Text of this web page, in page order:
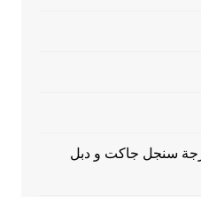
سنجل جاكت و دبل